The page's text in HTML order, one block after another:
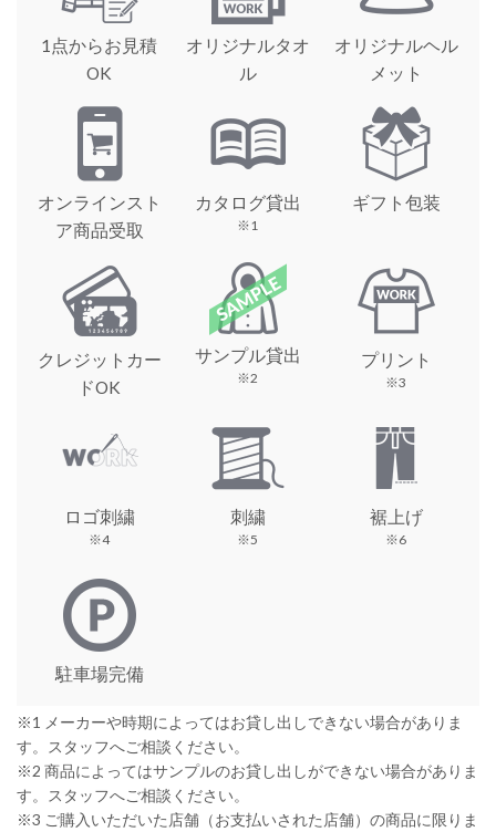
1点からお見積
OK
オリジナルタオ
ル
オリジナルヘル
メット
オンラインスト
ア商品受取
カタログ貸出
※1
ギフト包装
クレジットカー
ドOK
サンプル貸出
※2
プリント
※3
ロゴ刺繍
※4
刺繍
※5
裾上げ
※6
駐車場完備
※1 メーカーや時期によってはお貸し出しできない場合がありま
す。スタッフへご相談ください。
※2 商品によってはサンプルのお貸し出しができない場合がありま
す。スタッフへご相談ください。
※3 ご購入いただいた店舗（お支払いされた店舗）の商品に限りま